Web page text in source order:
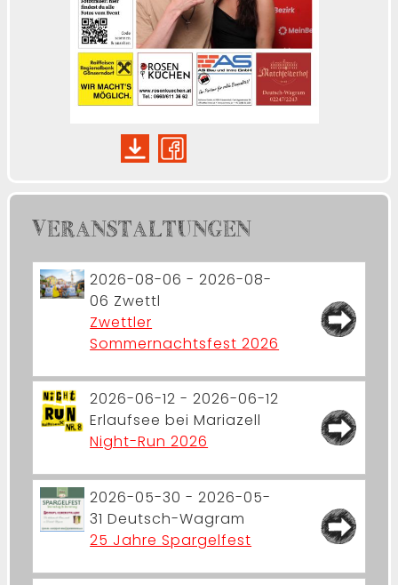
VERANSTALTUNGEN
2026-08-06 - 2026-08-
06 Zwettl
Zwettler
Sommernachtsfest 2026
2026-06-12 - 2026-06-12
Erlaufsee bei Mariazell
Night-Run 2026
2026-05-30 - 2026-05-
31 Deutsch-Wagram
25 Jahre Spargelfest